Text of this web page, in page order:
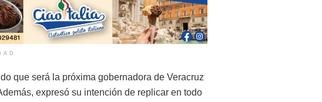
que será la próxima gobernadora de Veracruz
expresó su intención de replicar en todo